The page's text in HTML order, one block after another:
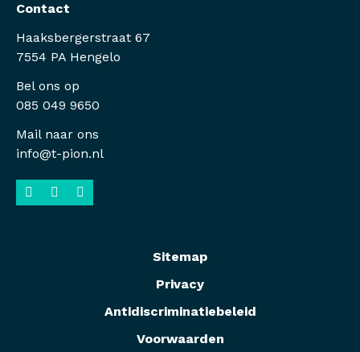
Contact
Haaksbergerstraat 67
7554 PA Hengelo
Bel ons op
085 049 9650
Mail naar ons
info@t-pion.nl
Sitemap
Privacy
Antidiscriminatiebeleid
Voorwaarden